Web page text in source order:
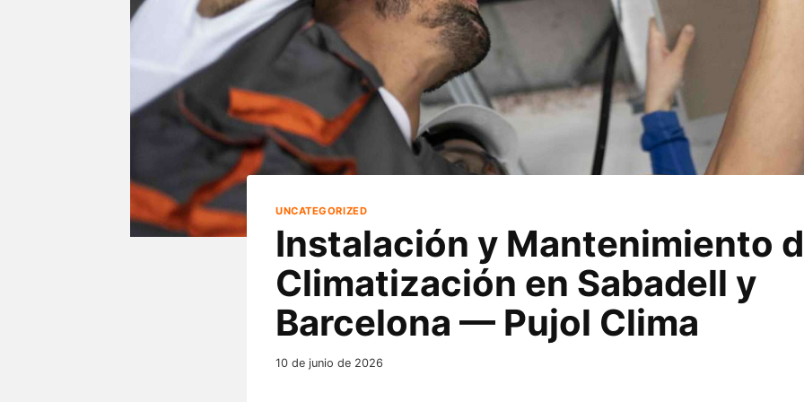
UNCATEGORIZED
Instalación y Mantenimiento
Climatización en Sabadell y
Barcelona — Pujol Clima
10 de junio de 2026